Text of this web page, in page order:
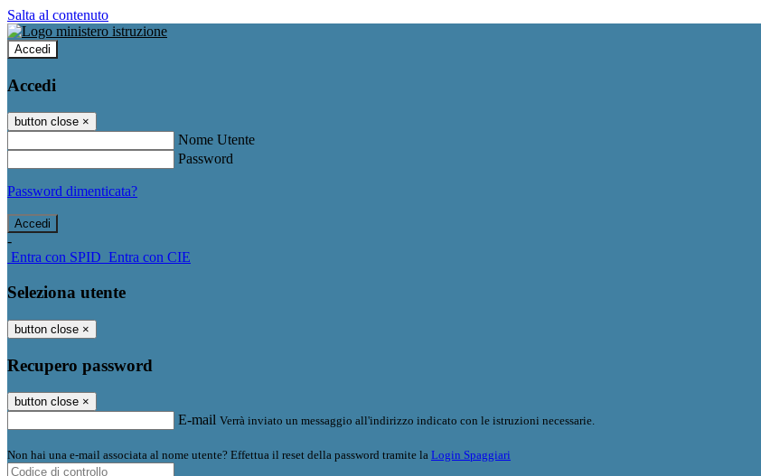
Salta al contenuto
Accedi
Accedi
button close ×
Nome Utente
Password
Password dimenticata?
-
Entra con SPID Entra con CIE
Seleziona utente
button close ×
Recupero password
button close ×
E-mail Verrà inviato un messaggio all'indirizzo indicato con le istruzioni necessarie.
Non hai una e-mail associata al nome utente? Effettua il reset della password tramite la Login Spaggiari